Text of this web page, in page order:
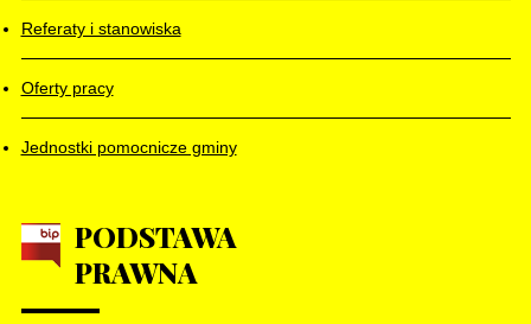
Referaty i stanowiska
Oferty pracy
Jednostki pomocnicze gminy
PODSTAWA
PRAWNA